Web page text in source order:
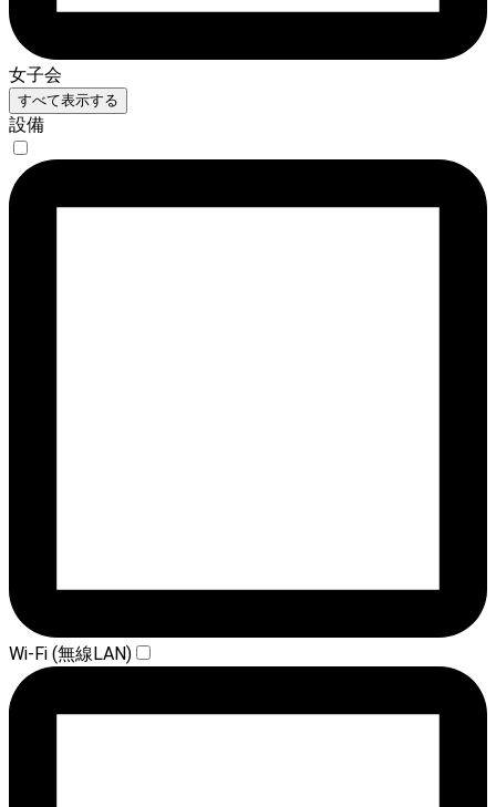
女子会
すべて表示する
設備
Wi-Fi (無線LAN)